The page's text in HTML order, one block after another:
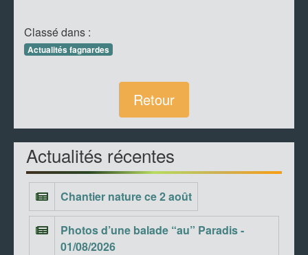
Classé dans :
Actualités fagnardes
Retour
Actualités récentes
Chantier nature ce 2 août
Photos d’une balade “au” Paradis -
01/08/2026